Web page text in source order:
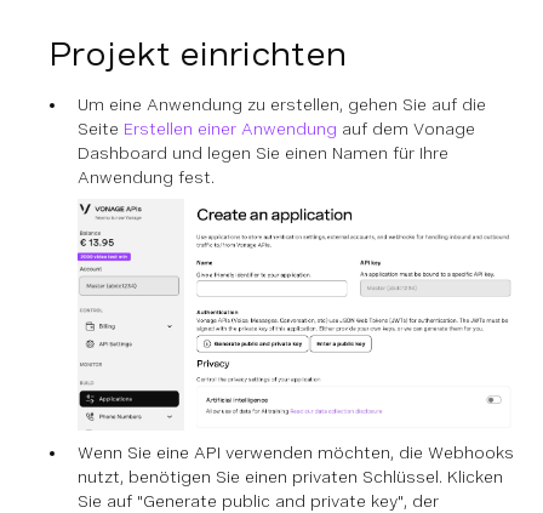
Projekt einrichten
Um eine Anwendung zu erstellen, gehen Sie auf die
Seite Erstellen einer Anwendung auf dem Vonage
Dashboard und legen Sie einen Namen für Ihre
Anwendung fest.
Wenn Sie eine API verwenden möchten, die Webhooks
nutzt, benötigen Sie einen privaten Schlüssel. Klicken
Sie auf "Generate public and private key", der